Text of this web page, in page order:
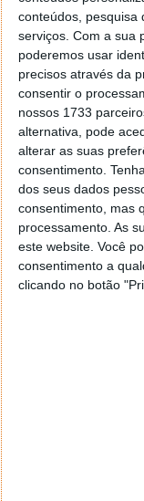
conteúdos, pesquisa
serviços. Com a sua
poderemos usar
precisos através da
consentir o
nossos 1733
alternativa, pode
alterar as suas
consentimento.
dos seus dados
consentimento, mas
processamento. As
este website. Você
consentimento a
clicando no botão
volta ao que era
Mais uma vez
estrutura do X e
causa. O mais
problema se
Elon Musk desta
causa direta do